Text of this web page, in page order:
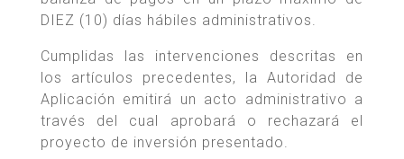
DIEZ (10) días hábiles administrativos.
Cumplidas las intervenciones descritas en
los artículos precedentes, la Autoridad de
Aplicación emitirá un acto administrativo a
través del cual aprobará o rechazará el
proyecto de inversión presentado.